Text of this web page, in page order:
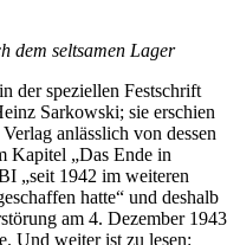
dem seltsamen Lager
der speziellen Festschrift
Sarkowski; sie erschien
anlässlich von dessen
Kapitel „Das Ende in
„seit 1942 im weiteren
hatte“ und deshalb
am 4. Dezember 1943
Und weiter ist zu lesen: